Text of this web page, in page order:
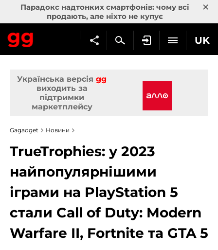
Парадокс надтонких смартфонів: чому всі
продають, але ніхто не купує
×
UK
Українська версія gg
виходить за
підтримки
маркетплейсу
Gagadget Новини
TrueTrophies: у 2023
найпопулярнішими
іграми на PlayStation 5
стали Call of Duty: Modern
Warfare II, Fortnite та GTA 5